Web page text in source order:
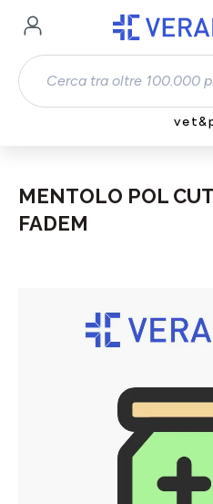
Passa al contenuto principale
MENTOLO POL
FADEM